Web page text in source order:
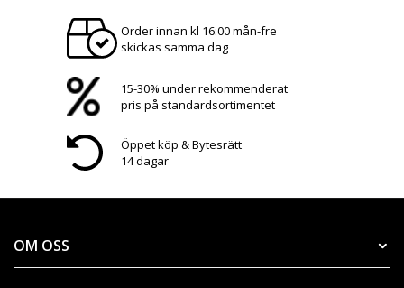
Order innan kl 16:00 mån-fre
skickas samma dag
15-30% under rekommenderat
pris på standardsortimentet
Öppet köp & Bytesrätt
14 dagar
OM OSS